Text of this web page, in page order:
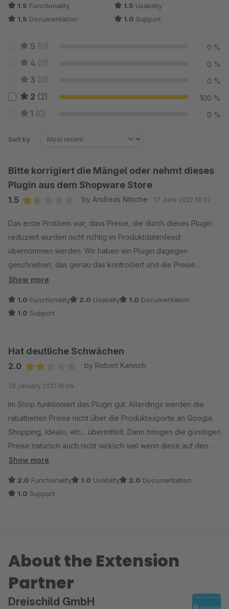
1.5 Functionality 1.5 Usability
1.5 Documentation 1.0 Support
5 (0) 0 %
4 (0) 0 %
3 (0) 0 %
2 (2) 100 %
1 (0) 0 %
Sort by
Bitte korrigiert die Mängel oder nehmt dieses
Plugin aus dem Shopware Store
1.5
by Andreas Nitsche 17 June 2022 18:37
Das erste Problem war, dass Preise, die durch dieses Plugin
reduziert wurden nicht richtig im Produktdatenfeed
übernommen werden. Wir haben ein Plugin dagegen
geschrieben, das genau das kontrolliert und die Preise
entsprechend anpasst.
Multishop-Systeme werden auch nicht unterstützt, denn mit
der onBasketUpdateArticle Methode wird hart der Warenkorb
Shop man gerade ist oder für welche Kundengruppe die
Artikel hier gerade angeboten werden. Resultat: Der Shop
aber nach dem addToCart Event wird dieser Preis mit der der
Standardkundengruppe überschrieben.
Nach dem ersten Fix habe ich meinen Code angeboten, um
diesen in das Plugin zu integriern, daran war Dreischild aber
nicht interessiert.
Bisher habe ich noch keine gute Alternative gefunden, aber
ich werde mich jetzt nach einem anderen Rabatt-Plugin
Show more
1.0 Functionality 2.0 Usability 1.0 Documentation
1.0 Support
Hat deutliche Schwächen
2.0
by Robert Kanisch
28 January 2021 10:04
Im Shop funktioniert das Plugin gut. Allerdings werden die
rabattierten Preise nicht über die Produktexporte an Google
Shopping, Idealo, etc... übermittelt. Dann bringen die günstigen
Preise natürlich auch nicht wirklich viel wenn diese auf den
Plattformen nicht gelistet sind. Vor Dreischild gibt es keinen
Show more
2.0 Functionality 1.0 Usability 2.0 Documentation
1.0 Support
About the Extension
Partner
Dreischild GmbH